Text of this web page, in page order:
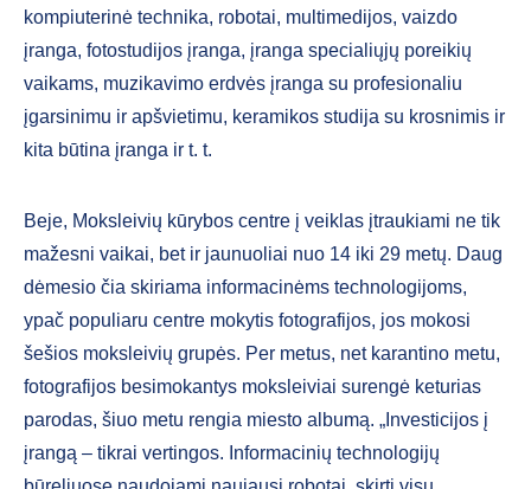
kompiuterinė technika, robotai, multimedijos, vaizdo
įranga, fotostudijos įranga, įranga specialiųjų poreikių
vaikams, muzikavimo erdvės įranga su profesionaliu
įgarsinimu ir apšvietimu, keramikos studija su krosnimis ir
kita būtina įranga ir t. t.
Beje, Moksleivių kūrybos centre į veiklas įtraukiami ne tik
mažesni vaikai, bet ir jaunuoliai nuo 14 iki 29 metų. Daug
dėmesio čia skiriama informacinėms technologijoms,
ypač populiaru centre mokytis fotografijos, jos mokosi
šešios moksleivių grupės. Per metus, net karantino metu,
fotografijos besimokantys moksleiviai surengė keturias
parodas, šiuo metu rengia miesto albumą. „Investicijos į
įrangą – tikrai vertingos. Informacinių technologijų